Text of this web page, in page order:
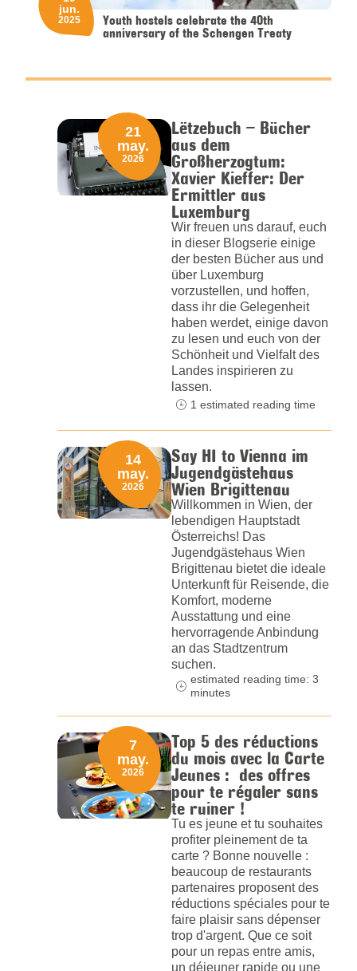
Youth hostels celebrate the 40th
anniversary of the Schengen Treaty
jun.
2025
Lëtzebuch – Bücher
aus dem
Großherzogtum:
Xavier Kieffer: Der
Ermittler aus
Luxemburg
Wir freuen uns darauf, euch
in dieser Blogserie einige
der besten Bücher aus und
über Luxemburg
vorzustellen, und hoffen,
dass ihr die Gelegenheit
haben werdet, einige davon
zu lesen und euch von der
Schönheit und Vielfalt des
Landes inspirieren zu
lassen.
21
may.
2026
1 estimated reading time
Say HI to Vienna im
Jugendgästehaus
Wien Brigittenau
Willkommen in Wien, der
lebendigen Hauptstadt
Österreichs! Das
Jugendgästehaus Wien
Brigittenau bietet die ideale
Unterkunft für Reisende, die
Komfort, moderne
Ausstattung und eine
hervorragende Anbindung
an das Stadtzentrum
suchen.
14
may.
2026
estimated reading time: 3
minutes
Top 5 des réductions
du mois avec la Carte
Jeunes : des offres
pour te régaler sans
te ruiner !
Tu es jeune et tu souhaites
profiter pleinement de ta
carte ? Bonne nouvelle :
beaucoup de restaurants
partenaires proposent des
réductions spéciales pour te
faire plaisir sans dépenser
trop d'argent. Que ce soit
pour un repas entre amis,
un déjeuner rapide ou une
7
may.
2026